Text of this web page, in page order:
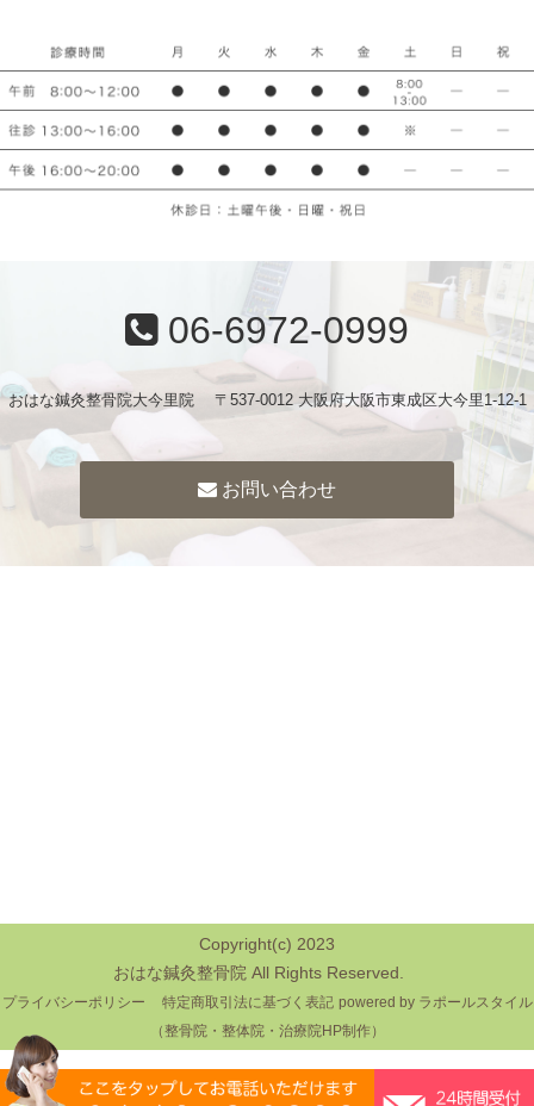
06-6972-0999
おはな鍼灸整骨院大今里院 〒537-0012 大阪府大阪市東成区大今里1-12-1
お問い合わせ
Copyright(c) 2023
おはな鍼灸整骨院 All Rights Reserved.
プライバシーポリシー 特定商取引法に基づく表記 powered by ラポールスタイル
（整骨院・整体院・治療院HP制作）